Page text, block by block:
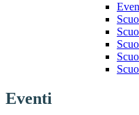
Eventi